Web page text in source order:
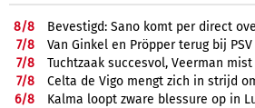
8/8
Bevestigd: Sano komt per direct
7/8
Van Ginkel en Pröpper terug bij PSV
7/8
Tuchtzaak succesvol, Veerman
7/8
Celta de Vigo mengt zich in strijd
6/8
Kalma loopt zware blessure op in